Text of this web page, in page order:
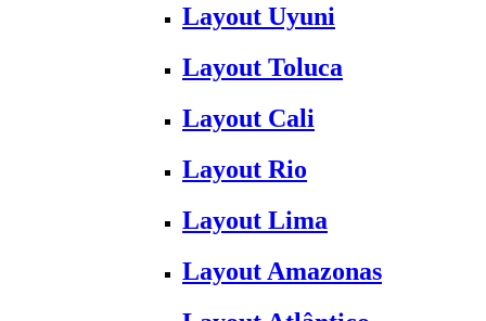
Layout Uyuni
Layout Toluca
Layout Cali
Layout Rio
Layout Lima
Layout Amazonas